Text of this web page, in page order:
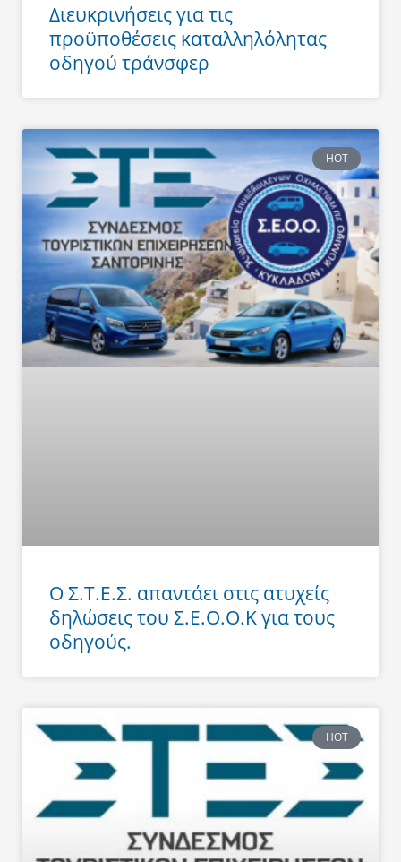
Διευκρινήσεις για τις
προϋποθέσεις καταλληλόλητας
οδηγού τράνσφερ
HOT
Ο Σ.Τ.Ε.Σ. απαντάει στις ατυχείς
δηλώσεις του Σ.Ε.Ο.Ο.Κ για τους
οδηγούς.
HOT